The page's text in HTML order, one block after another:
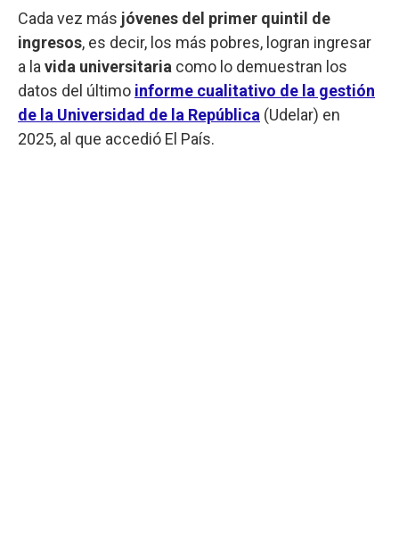
Cada vez más jóvenes del primer quintil de
ingresos, es decir, los más pobres, logran ingresar
a la vida universitaria como lo demuestran los
datos del último informe cualitativo de la gestión
de la Universidad de la República (Udelar) en
2025, al que accedió El País.